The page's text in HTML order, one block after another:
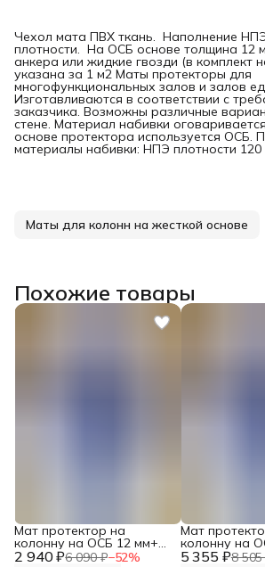
Чехол мата ПВХ ткань. Наполнение
плотности. На ОСБ основе толщина 12
анкера или жидкие гвозди (в комплект
указана за 1 м2 Маты протекторы для
многофункциональных залов и залов
Изготавливаются в соответствии с
заказчика. Возможны различные
стене. Материал набивки
основе протектора используется ОСБ.
материалы набивки: НПЭ плотности 120
Маты для колонн на жесткой основе
Похожие товары
2 940 ₽6 090 ₽−52%
Мат протектор на
колонну на ОСБ 12 мм+
НПЭ 2см на крючках DNN 5 355 ₽8
Мат
колонну на
ППЭ 3см на